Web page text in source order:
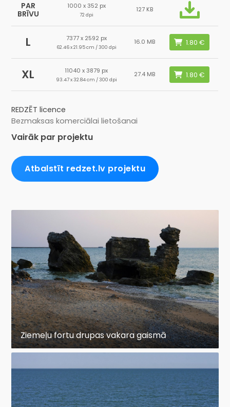
PAR
BRĪVU
1000 x 352 px
72 dpi
127 KB
L 7377 x 2592 px
62.46 x 21.95 cm / 300 dpi
16.0 MB
XL 11040 x 3879 px
93.47 x 32.84 cm / 300 dpi
27.4 MB
REDZĒT licence
Bezmaksas komerciālai lietošanai
Vairāk par projektu
Atbalstīt redzet.lv projektu
Ziemeļu fortu drupas vakara gaismā